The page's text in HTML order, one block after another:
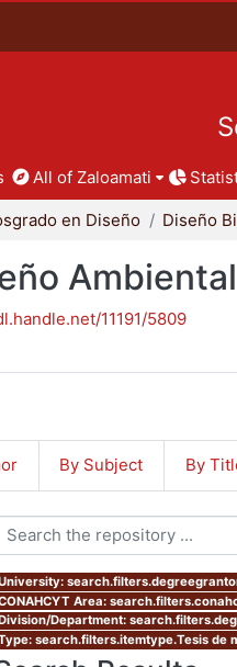
All of Zaloamati
en Diseño Diseño
Ambiental
11191/5809
By Subject By
Area:
Department:
search.filters.itemtype.Tesis de